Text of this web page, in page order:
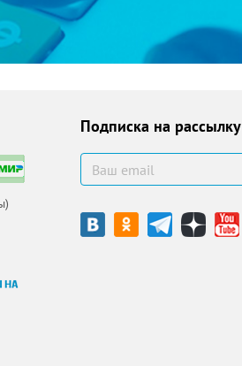
Подписка на рассылку